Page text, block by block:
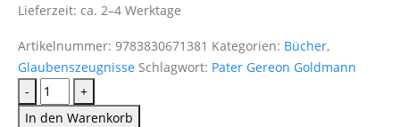
Lieferzeit: ca. 2–4 Werktage
Artikelnummer: 9783830671381 Kategorien: Bücher,
Glaubenszeugnisse Schlagwort: Pater Gereon Goldmann
-
+
In den Warenkorb